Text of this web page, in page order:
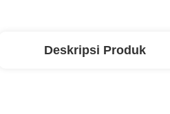
Deskripsi Produk